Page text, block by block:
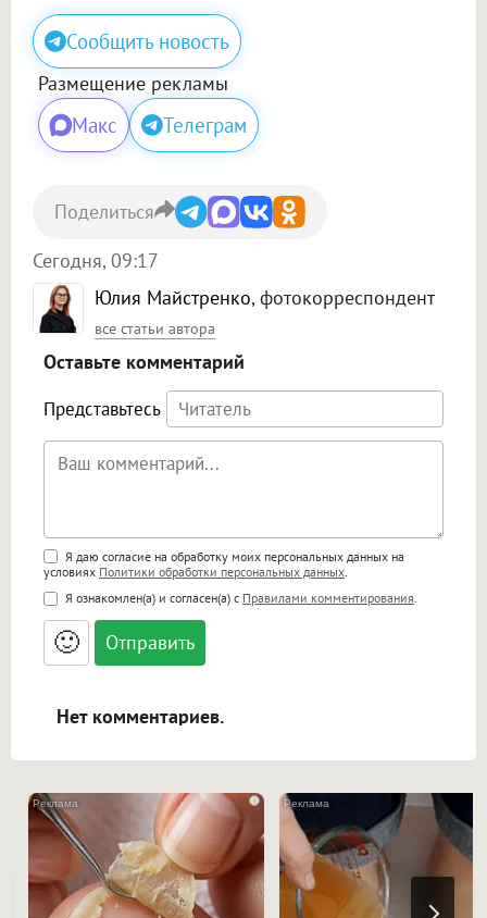
Сообщить новость
Размещение рекламы
Макс Телеграм
Юлия Майстренко, фотокорреспондент
все статьи автора
Сегодня, 09:17
Поделиться
Оставьте комментарий
Представьтесь
Поддержка HTML
<b>, <strong>, <u>, <i>, <em>, <s>, <big>,
<small>, <sup>, <sub>, <pre>, <ul>, <ol>, <li>,
<blockquote>, <code> экранирует HTML,
адреса URL автоматически становятся
ссылками, и [img]адрес[/img] будет
Я даю согласие на обработку моих персональных данных на
условиях Политики обработки персональных данных.
Я ознакомлен(а) и согласен(а) с Правилами комментирования.
🙂
Нет комментариев.
i